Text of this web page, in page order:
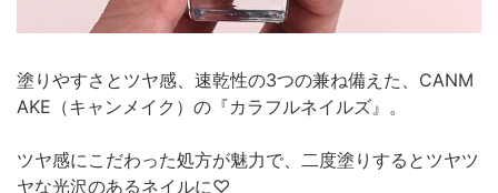
塗りやすさとツヤ感、速乾性の3つの兼ね備えた、CANM
AKE（キャンメイク）の『カラフルネイルズ』。
ツヤ感にこだわった処方が魅力で、二度塗りするとツヤツ
ヤな光沢のあるネイルに♡